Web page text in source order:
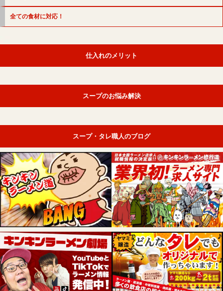
全ての食材に対応！
仕入れのメリット
スープのお悩み解決
スープ・タレ職人のブログ